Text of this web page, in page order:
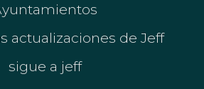
actualizaciones de Jeff
sigue a jeff